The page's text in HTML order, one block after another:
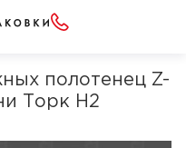
полотенец Z-
Торк H2